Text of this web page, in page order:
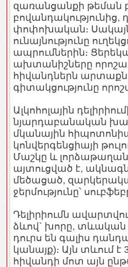
զառանցանքի թեման
բովանդակությունից,
փոփոխական։
ունայնությունը
ապրումներին։
ախտանիշները
հիվանդներն
գիտակցությունը
Ալկոհոլային
նյարդաբանական
մկանային
կոնվերգենցիայի
Մաշկը և
այտուցված է,
մեծացած,
ջերմությունը՝
Դելիրիումն
ձևով` խորը, տևական
դուրս են գալիս
կանայք)։ Այն տևում է
հիվանդի մոտ այն